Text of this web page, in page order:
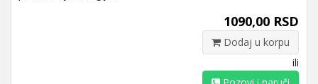
1090,00 RSD
Dodaj u korpu
ili